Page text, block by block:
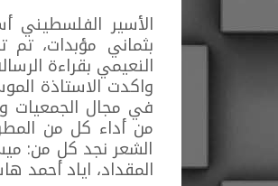
الأسير الفلسطيني
بثماني مؤبدات، تم
النعيمي بقراءة
واكدت الاستاذة
في مجال الجمعيات
من أداء كل من
الشعر نجد كل من:
المقداد، اياد